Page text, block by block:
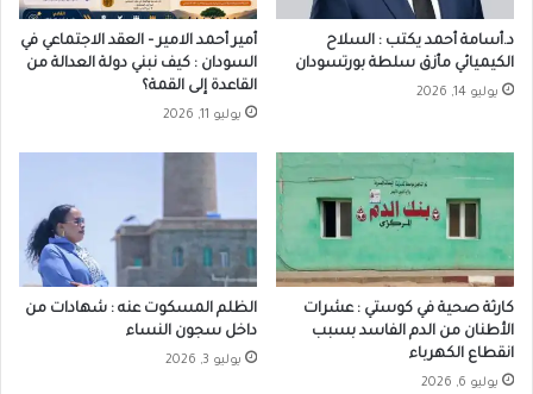
د.أسامة أحمد يكتب : السلاح
الكيميائي مأزق سلطة بورتسودان
يوليو 14, 2026
أمير أحمد الامير – العقد الاجتماعي في
السودان : كيف نبني دولة العدالة من
القاعدة إلى القمة؟
يوليو 11, 2026
كارثة صحية في كوستي : عشرات
الأطنان من الدم الفاسد بسبب
انقطاع الكهرباء
يوليو 6, 2026
الظلم المسكوت عنه : شهادات من
داخل سجون النساء
يوليو 3, 2026